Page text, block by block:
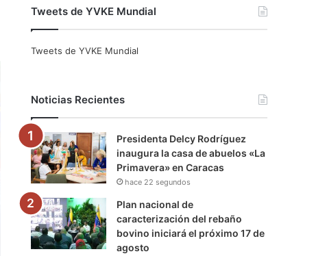
c
o
k
i
r
u
e
r
a
m
a
m
Tweets de YVKE Mundial
Tweets de YVKE Mundial
Noticias Recientes
Presidenta Delcy Rodríguez
inaugura la casa de abuelos «La
Primavera» en Caracas
hace 22 segundos
Plan nacional de
caracterización del rebaño
bovino iniciará el próximo 17 de
agosto